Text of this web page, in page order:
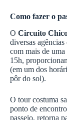
Como fazer o
O Circuito
diversas
com mais de
15h,
(em um dos
pôr do sol).
O tour costuma
ponto de
passeio, retorna